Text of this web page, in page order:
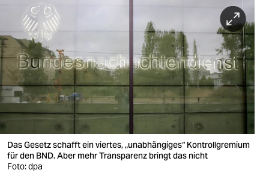
sport
berlin
nord
wahrheit
verlag
verlag
veranstaltungen
Das Gesetz schafft ein viertes, „unabhängiges“ Kontrollgremium
für den BND. Aber mehr Transparenz bringt das nicht
Foto: dpa